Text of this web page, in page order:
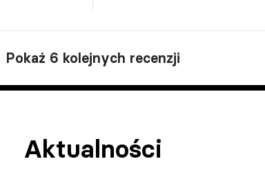
Pokaż 6 kolejnych recenzji
Aktualności